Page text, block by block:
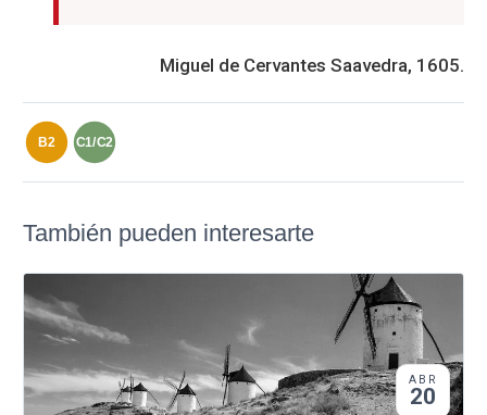
Miguel de Cervantes Saavedra, 1605.
B2 C1/C2
También pueden interesarte
ABR
20